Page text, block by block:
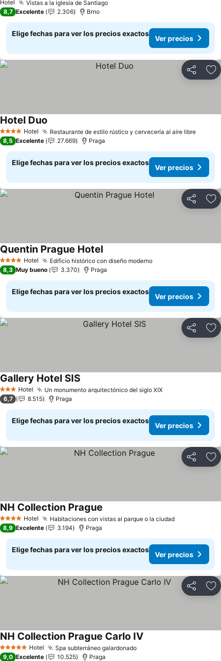
Hotel Vistas a la iglesia de Santiago
8,7 Excelente 2.306 Brno
Elige fechas para ver los precios exactos
Ver precios
Compartir
4 EstrellasHotel Restaurante de estilo rústico y cervecería al aire libre
Hotel Duo
8,5 Excelente 27.669 Praga
Elige fechas para ver los precios exactos
Ver precios
Compartir
4 EstrellasHotel Edificio histórico con diseño moderno
Quentin Prague Hotel
8,3 Muy bueno 3.370 Praga
Elige fechas para ver los precios exactos
Ver precios
Compartir
3 Estrellas
Hotel Un monumento arquitectónico del siglo XIX
Gallery Hotel SIS
6,7 8.515 Praga
Elige fechas para ver los precios exactos
Ver precios
Compartir
4 EstrellasHotel Habitaciones con vistas al parque o la ciudad
NH Collection Prague
8,9 Excelente 3.194 Praga
Elige fechas para ver los precios exactos
Ver precios
Compartir
5 Estrellas Hotel Spa subterráneo galardonado
NH Collection Prague Carlo IV
9,0 Excelente 10.525 Praga